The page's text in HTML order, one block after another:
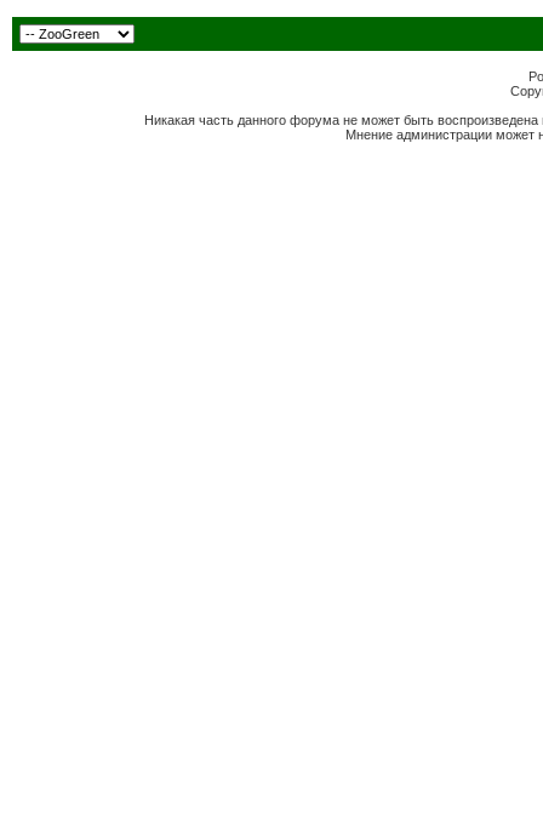
Никакая часть данного форума не может быть
Мнение администрации может